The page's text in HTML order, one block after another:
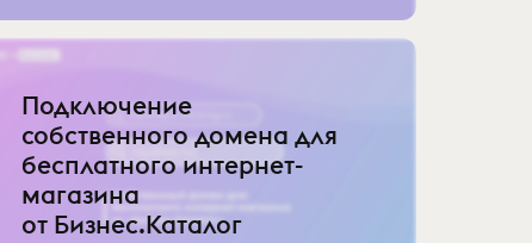
Подключение
собственного домена для
бесплатного интернет-
магазина
от Бизнес.Каталог